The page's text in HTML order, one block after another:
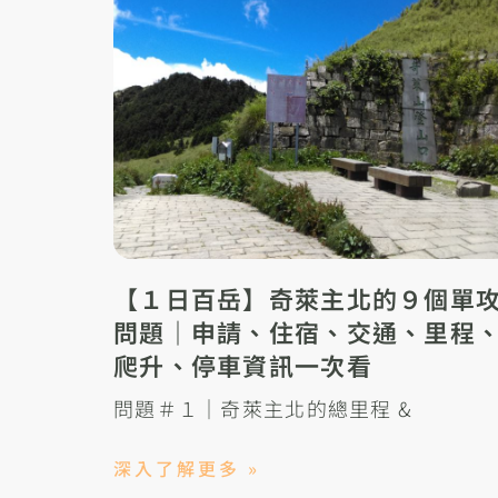
【１日百岳】奇萊主北的９個單
問題｜申請、住宿、交通、里程
爬升、停車資訊一次看
問題＃１｜奇萊主北的總里程 &
深入了解更多 »